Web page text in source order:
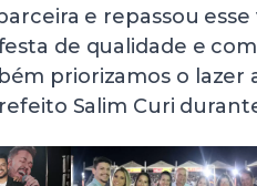
e repassou
de qualidade e
priorizamos o lazer
Salim Curi